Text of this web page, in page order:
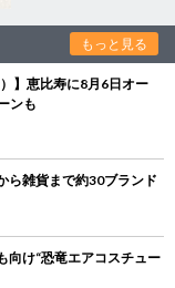
もっと見る
】恵比寿に8月6日オー
ンも
雑貨まで約30ブランド
け“恐竜エアコスチュー